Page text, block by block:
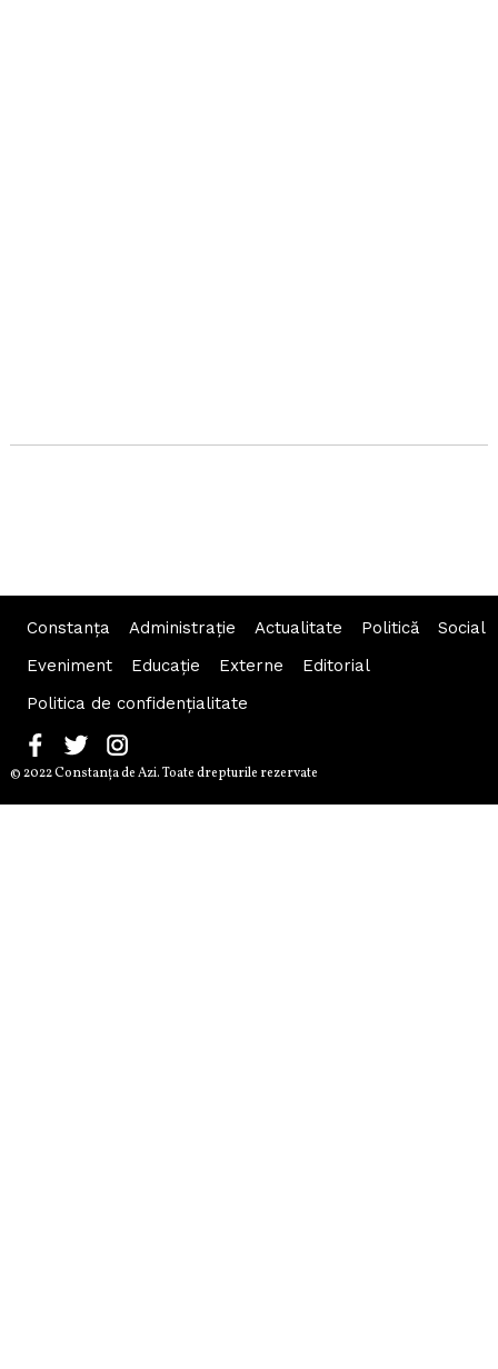
Constanța Administraţie Actualitate Politică
Social
Eveniment
Educaţie Externe
Editorial
Politica de confidențialitate
© 2022 Constanţa de Azi. Toate drepturile rezervate